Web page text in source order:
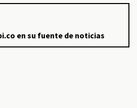
en su fuente de noticias